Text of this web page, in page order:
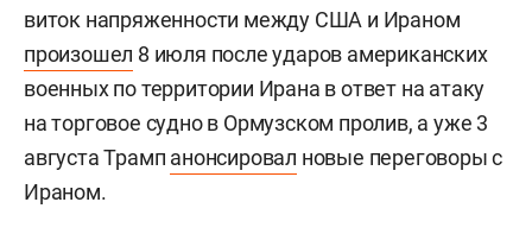
виток напряженности между США и Ираном
произошел 8 июля после ударов американских
военных по территории Ирана в ответ на атаку
на торговое судно в Ормузском пролив, а уже 3
августа Трамп анонсировал новые переговоры с
Ираном.